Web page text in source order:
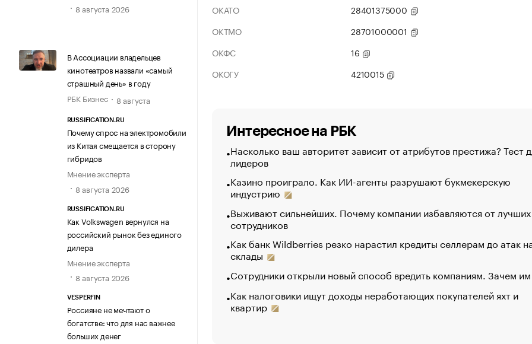
8 августа 2026
В Ассоциации владельцев
кинотеатров назвали «самый
страшный день» в году
РБК Бизнес
8 августа
RUSSIFICATION.RU
Почему спрос на электромобили
из Китая смещается в сторону
гибридов
Мнение эксперта
8 августа 2026
RUSSIFICATION.RU
Как Volkswagen вернулся на
российский рынок без единого
дилера
Мнение эксперта
8 августа 2026
VESPERFIN
Россияне не мечтают о
богатстве: что для нас важнее
больших денег
ОКАТО
28401375000
ОКТМО
28701000001
ОКФС
16
ОКОГУ
4210015
Интересное на РБК
Насколько ваш авторитет зависит от атрибутов престижа? Тест
лидеров
Казино проиграло. Как ИИ-агенты разрушают букмекерскую
индустрию
Выживают сильнейших. Почему компании избавляются от лучших
сотрудников
Как банк Wildberries резко нарастил кредиты селлерам до атак
склады
Сотрудники открыли новый способ вредить компаниям. Зачем
Как налоговики ищут доходы неработающих покупателей яхт и
квартир